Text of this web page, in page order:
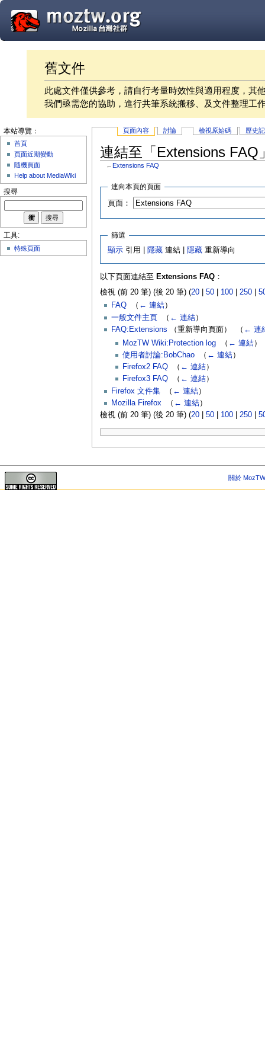
舊文件
此處文件僅供參考，請自行考量時效性與適用程度，其
我們亟需您的協助，進行共筆系統搬移、及文件整理工
頁面內容 討論 檢視原始碼 歷史
連結至「Extensions FAQ
← Extensions FAQ
連向本頁的頁面
頁面：
篩選
顯示 引用 | 隱藏 連結 | 隱藏 重新導向
以下頁面連結至 Extensions FAQ：
檢視 (前 20 筆) (後 20 筆) (20| 50| 100| 250|
FAQ‎ （ ← 連結）
一般文件主頁‎ （ ← 連結）
FAQ:Extensions （重新導向頁面） ‎ （ ← 連
MozTW Wiki:Protection log‎ （ ← 連結）
使用者討論:BobChao‎ （ ← 連結）
Firefox2 FAQ‎ （ ← 連結）
Firefox3 FAQ‎ （ ← 連結）
Firefox 文件集‎ （ ← 連結）
Mozilla Firefox‎ （ ← 連結）
檢視 (前 20 筆) (後 20 筆) (20| 50| 100| 250|
本站導覽：
首頁
頁面近期變動
隨機頁面
Help about MediaWiki
搜尋
工具:
特殊頁面
關於